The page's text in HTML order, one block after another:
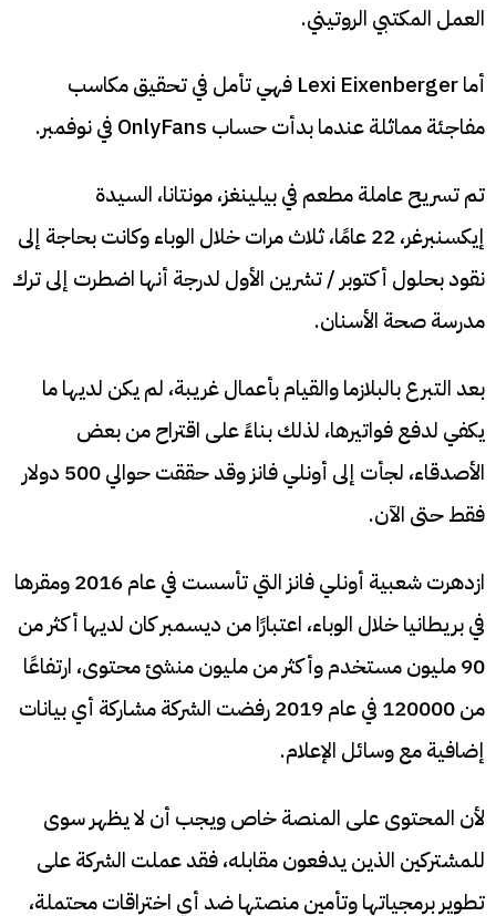
العمل المكتبي الروتيني.
أما Lexi Eixenberger فهي تأمل في تحقيق مكاسب
مفاجئة مماثلة عندما بدأت حساب OnlyFans في نوفمبر.
تم تسريح عاملة مطعم في بيلينغز، مونتانا، السيدة
إيكسنبرغر، 22 عامًا، ثلاث مرات خلال الوباء وكانت بحاجة إلى
نقود بحلول أكتوبر / تشرين الأول لدرجة أنها اضطرت إلى ترك
مدرسة صحة الأسنان.
بعد التبرع بالبلازما والقيام بأعمال غريبة، لم يكن لديها ما
يكفي لدفع فواتيرها، لذلك بناءً على اقتراح من بعض
الأصدقاء، لجأت إلى أونلي فانز وقد حققت حوالي 500 دولار
فقط حتى الآن.
ازدهرت شعبية أونلي فانز التي تأسست في عام 2016 ومقرها
في بريطانيا خلال الوباء، اعتبارًا من ديسمبر كان لديها أكثر من
90 مليون مستخدم وأكثر من مليون منشئ محتوى، ارتفاعًا
من 120000 في عام 2019 رفضت الشركة مشاركة أي بيانات
إضافية مع وسائل الإعلام.
لأن المحتوى على المنصة خاص ويجب أن لا يظهر سوى
للمشتركين الذين يدفعون مقابله، فقد عملت الشركة على
تطوير برمجياتها وتأمين منصتها ضد أي اختراقات محتملة،